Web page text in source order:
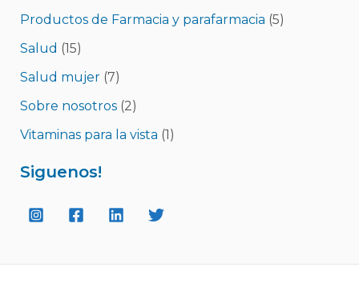
Productos de Farmacia y parafarmacia (5)
Salud (15)
Salud mujer(7)
Sobre nosotros(2)
Vitaminas para la vista (1)
Siguenos!